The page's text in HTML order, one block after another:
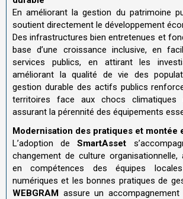
En améliorant la gestion du patrimoine
soutient directement le développement
Des infrastructures bien entretenues et
base d’une croissance inclusive, en
services publics, en attirant les
améliorant la qualité de vie des
gestion durable des actifs publics
territoires face aux chocs climatiques
assurant la pérennité des équipements
Modernisation des pratiques et montée
L’adoption deSmartAsset
changement de culture organisationnelle,
en compétences des équipes
numériques et les bonnes pratiques de
WEBGRAM assure un